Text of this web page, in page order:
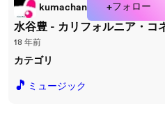
kumachan +フォロー
水谷豊 - カリフォルニア・コ
18 年前
カテゴリ
🎵 ミュージック